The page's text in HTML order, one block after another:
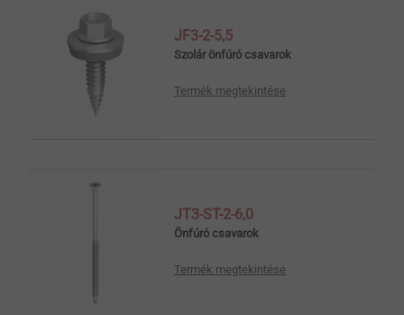
JF3-2-5,5
Szolár önfúró csavarok
Termék megtekintése
JT3-ST-2-6,0
Önfúró csavarok
Termék megtekintése